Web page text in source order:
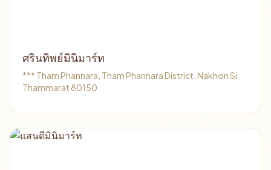
ศรินทิพย์มินิมาร์ท
*** Tham Phannara, Tham Phannara District, Nakhon Si
Thammarat 80150